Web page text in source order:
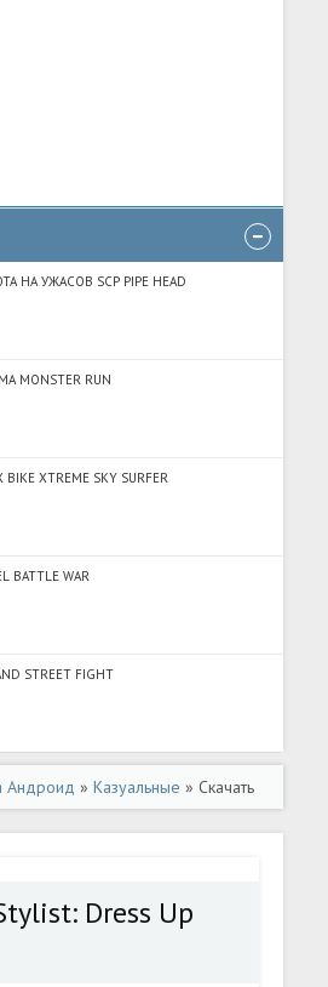
НА УЖАСОВ SCP PIPE HEAD
MONSTER RUN
BIKE XTREME SKY SURFER
BATTLE WAR
STREET FIGHT
Андроид »Казуальные » Скачать
Game (Разблокировано все) на
Dress Up